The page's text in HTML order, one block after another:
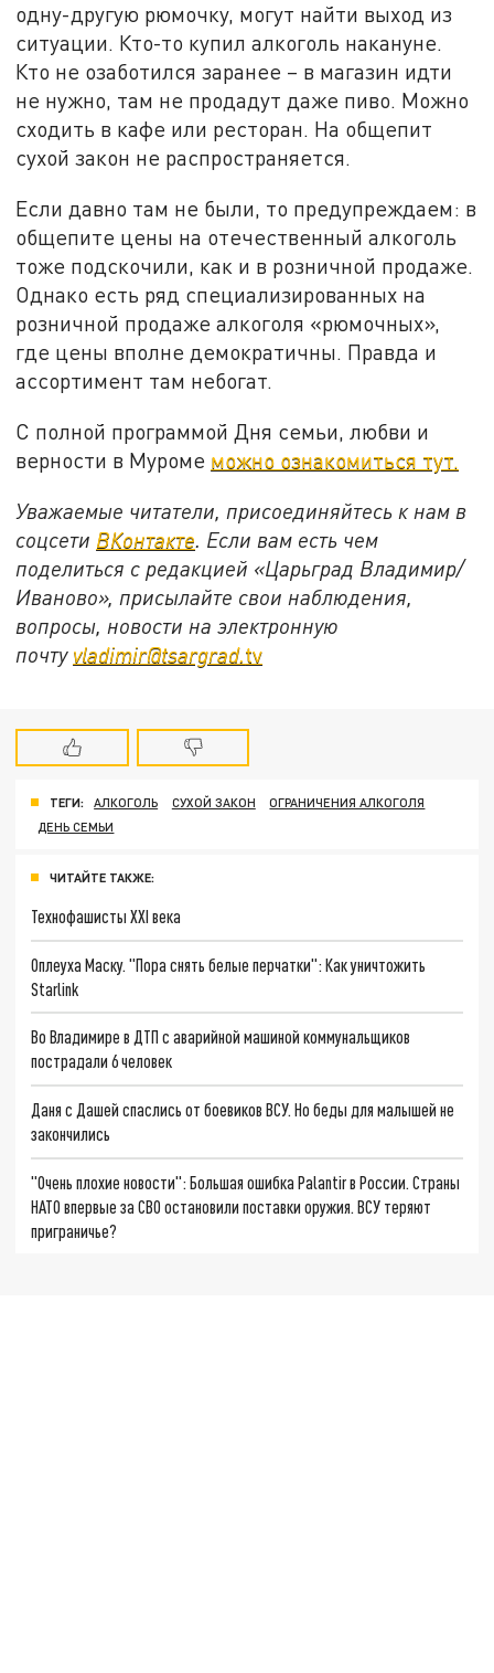
одну-другую рюмочку, могут найти выход из
ситуации. Кто-то купил алкоголь накануне.
Кто не озаботился заранее – в магазин идти
не нужно, там не продадут даже пиво. Можно
сходить в кафе или ресторан. На общепит
сухой закон не распространяется.
Если давно там не были, то предупреждаем: в
общепите цены на отечественный алкоголь
тоже подскочили, как и в розничной продаже.
Однако есть ряд специализированных на
розничной продаже алкоголя «рюмочных»,
где цены вполне демократичны. Правда и
ассортимент там небогат.
С полной программой Дня семьи, любви и
верности в Муроме можно ознакомиться тут.
Уважаемые читатели, присоединяйтесь к нам в
соцсети ВКонтакте . Если вам есть чем
поделиться с редакцией «Царьград Владимир/
Иваново», присылайте свои наблюдения,
вопросы, новости на электронную
почту vladimir@tsargrad. tv
ТЕГИ: АЛКОГОЛЬ СУХОЙ ЗАКОН
ОГРАНИЧЕНИЯ АЛКОГОЛЯ
ДЕНЬ СЕМЬИ
ЧИТАЙТЕ ТАКЖЕ:
Технофашисты XXI века
Оплеуха Маску. "Пора снять белые перчатки": Как уничтожить
Starlink
Во Владимире в ДТП с аварийной машиной коммунальщиков
пострадали 6 человек
Даня с Дашей спаслись от боевиков ВСУ. Но беды для малышей не
закончились
"Очень плохие новости": Большая ошибка Palantir в России. Страны
НАТО впервые за СВО остановили поставки оружия. ВСУ теряют
приграничье?